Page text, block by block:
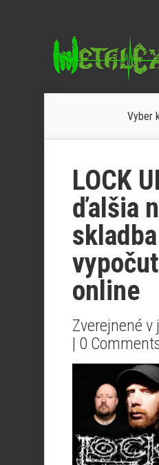
Vyber
LOCK
ďalšia
online
Zverejnené v
| 0